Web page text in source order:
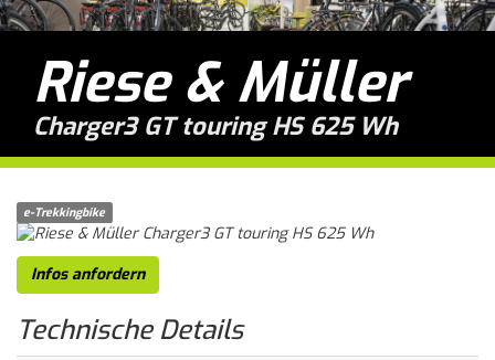
Riese & Müller
Charger3 GT touring HS 625 Wh
e-Trekkingbike
Infos anfordern
TechnischeDetails